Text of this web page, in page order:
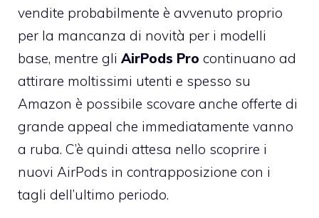
vendite probabilmente è avvenuto proprio
per la mancanza di novità per i modelli
base, mentre gli AirPods Pro continuano ad
attirare moltissimi utenti e spesso su
Amazon è possibile scovare anche offerte di
grande appeal che immediatamente vanno
a ruba. C’è quindi attesa nello scoprire i
nuovi AirPods in contrapposizione con i
tagli dell’ultimo periodo.